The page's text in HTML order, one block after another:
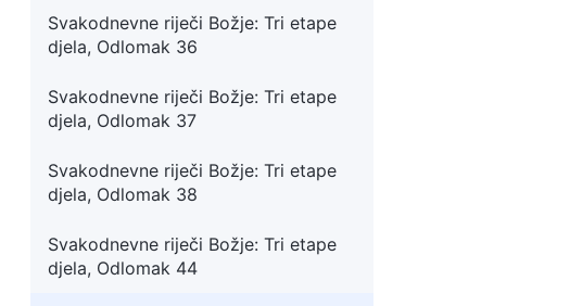
Svakodnevne riječi Božje: Tri etape
djela, Odlomak 36
Svakodnevne riječi Božje: Tri etape
djela, Odlomak 37
Svakodnevne riječi Božje: Tri etape
djela, Odlomak 38
Svakodnevne riječi Božje: Tri etape
djela, Odlomak 44